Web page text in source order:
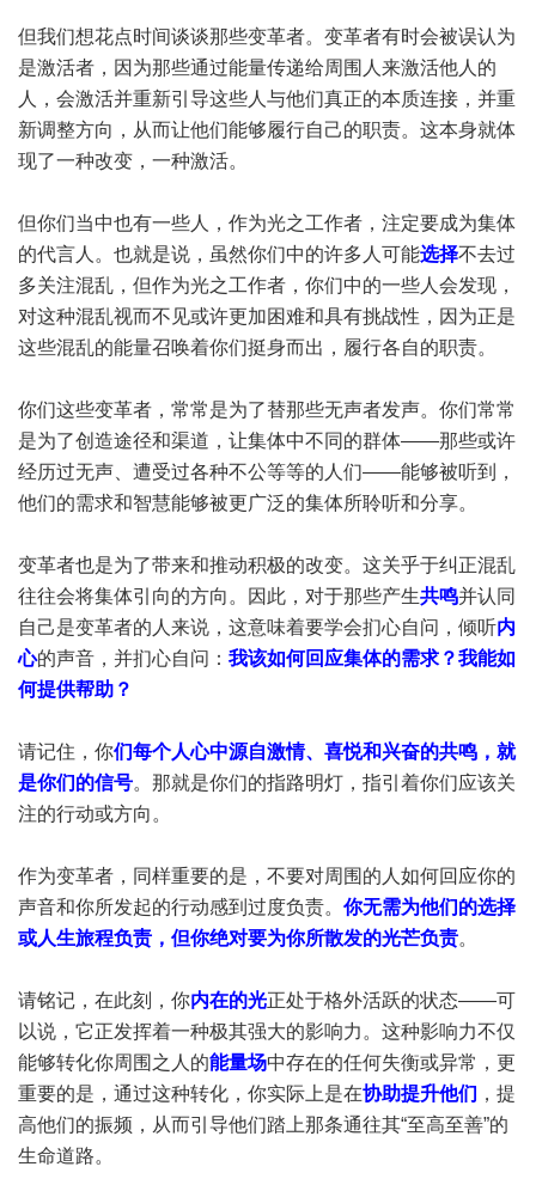
但我们想花点时间谈谈那些变革者。变革者有时会被误认为
是激活者，因为那些通过能量传递给周围人来激活他人的
人，会激活并重新引导这些人与他们真正的本质连接，并重
新调整方向，从而让他们能够履行自己的职责。这本身就体
现了一种改变，一种激活。
但你们当中也有一些人，作为光之工作者，注定要成为集体
的代言人。也就是说，虽然你们中的许多人可能选择不去过
多关注混乱，但作为光之工作者，你们中的一些人会发现，
对这种混乱视而不见或许更加困难和具有挑战性，因为正是
这些混乱的能量召唤着你们挺身而出，履行各自的职责。
你们这些变革者，常常是为了替那些无声者发声。你们常常
是为了创造途径和渠道，让集体中不同的群体——那些或许
经历过无声、遭受过各种不公等等的人们——能够被听到，
他们的需求和智慧能够被更广泛的集体所聆听和分享。
变革者也是为了带来和推动积极的改变。这关乎于纠正混乱
往往会将集体引向的方向。因此，对于那些产生共鸣并认同
自己是变革者的人来说，这意味着要学会扪心自问，倾听内
心的声音，并扪心自问： 我该如何回应集体的需求？我能如
何提供帮助？
请记住，你们每个人心中源自激情、喜悦和兴奋的共鸣，就
是你们的信号。那就是你们的指路明灯，指引着你们应该关
注的行动或方向。
作为变革者，同样重要的是，不要对周围的人如何回应你的
声音和你所发起的行动感到过度负责。 你无需为他们的选择
或人生旅程负责，但你绝对要为你所散发的光芒负责。
请铭记，在此刻，你内在的光正处于格外活跃的状态——可
以说，它正发挥着一种极其强大的影响力。这种影响力不仅
能够转化你周围之人的能量场中存在的任何失衡或异常，更
重要的是，通过这种转化，你实际上是在协助提升他们 ，提
高他们的振频，从而引导他们踏上那条通往其“至高至善”的
生命道路。